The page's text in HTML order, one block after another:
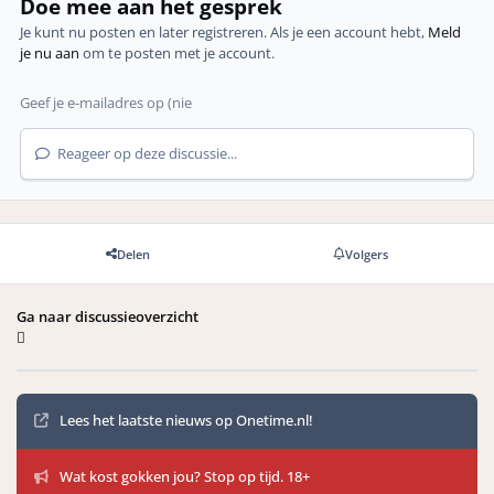
Doe mee aan het gesprek
Je kunt nu posten en later registreren. Als je een account hebt, Meld
je nu aan om te posten met je account.
Reageer op deze discussie...
Delen Volgers
Ga naar discussieoverzicht
Mededelingen
Lees het laatste nieuws op Onetime.nl!
Wat kost gokken jou? Stop op tijd. 18+